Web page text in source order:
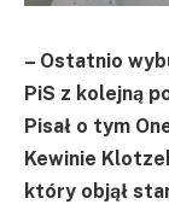
– Ostatnio
PiS z kolejną
Pisał o tym
Kewinie
który objął